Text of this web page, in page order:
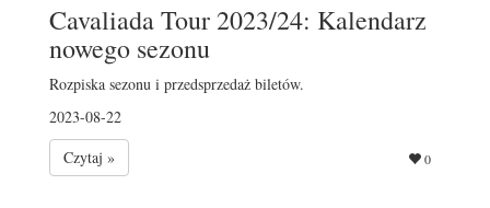
Cavaliada Tour 2023/24: Kalendarz
nowego sezonu
Rozpiska sezonu i przedsprzedaż biletów.
2023-08-22
Czytaj »
0